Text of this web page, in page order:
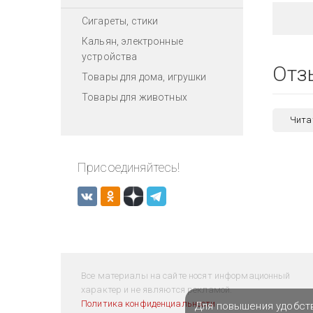
Сигареты, стики
Кальян, электронные
устройства
Товары для дома, игрушки
Товары для животных
Присоединяйтесь!
Все материалы на сайте носят информационный
характер и не являются рекламой.
Политика конфиденциальностиДля повышения